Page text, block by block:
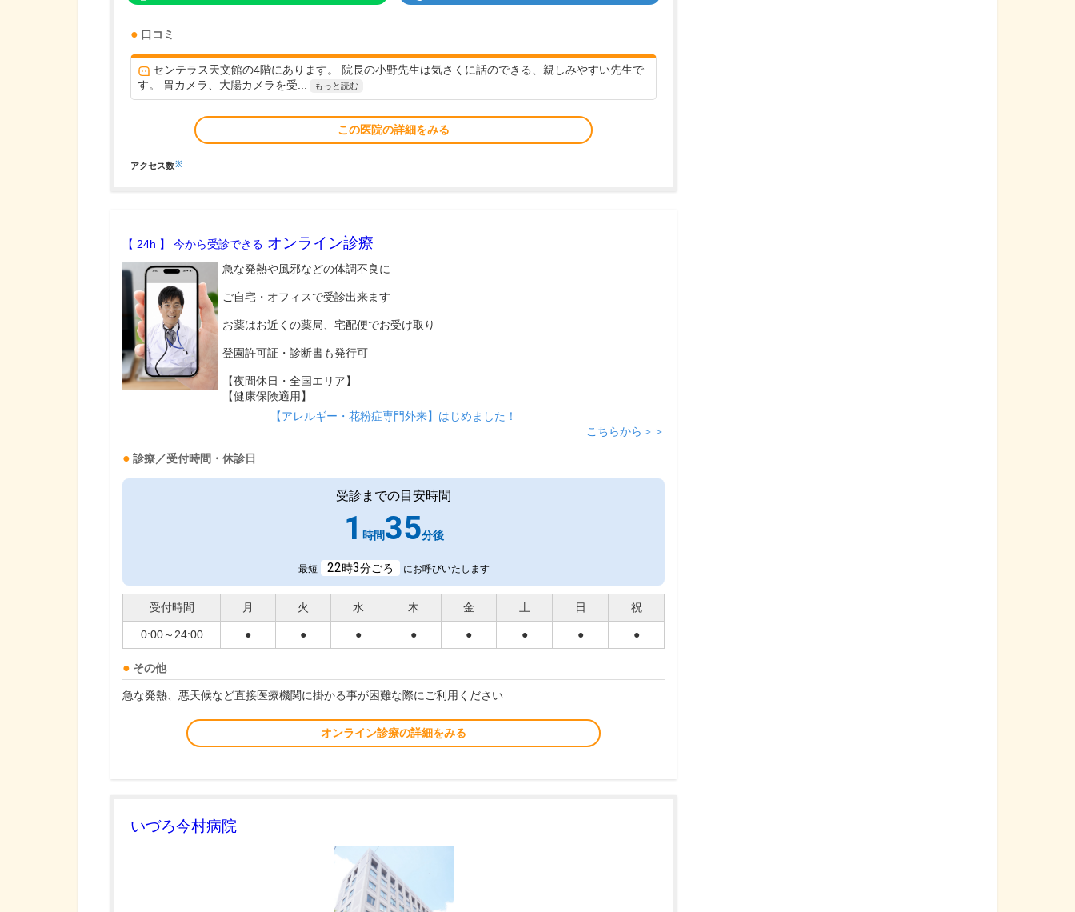
口コミ
センテラス天文館の4階にあります。 院長の小野先生は気さくに話のできる、親しみやすい先生で
す。 胃カメラ、大腸カメラを受...
もっと読む
この医院の詳細をみる
アクセス数※
【 24h 】 今から受診できる オンライン診療
急な発熱や風邪などの体調不良に
ご自宅・オフィスで受診出来ます
お薬はお近くの薬局、宅配便でお受け取り
登園許可証・診断書も発行可
【夜間休日・全国エリア】
【健康保険適用】
【アレルギー・花粉症専門外来】はじめました！
こちらから＞＞
診療／受付時間・休診日
受診までの目安時間
1 時間35分後
最短 22時3分ごろ にお呼びいたします
受付時間 月 火 水 木 金 土 日 祝
0:00～24:00 ● ● ● ● ● ● ● ●
その他
急な発熱、悪天候など直接医療機関に掛かる事が困難な際にご利用ください
オンライン診療の詳細をみる
いづろ今村病院